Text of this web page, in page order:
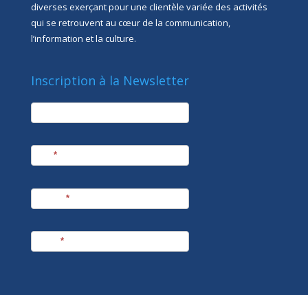
diverses exerçant pour une clientèle variée des activités
qui se retrouvent au cœur de la communication,
l’information et la culture.
Inscription à la Newsletter
newsletter
*
*
*